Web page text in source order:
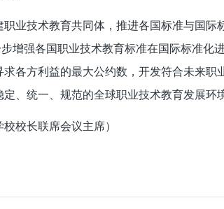
业技术教育共同体，推进各国标准与国际
增强各国职业技术教育标准在国际标准化
各方利益的最大公约数，开发符合未来职
、统一、规范的全球职业技术教育发展环
校长联席会议主席）